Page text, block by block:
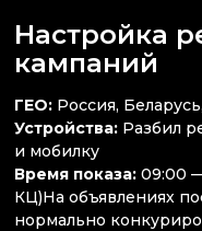
Настройка
кампаний
ГЕО: Россия,
Устройства: Разбил
и мобилку
Время показа: 09:00
КЦ)На объявлениях
нормально